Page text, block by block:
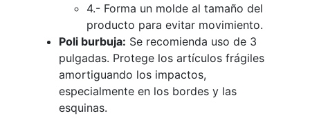
4.- Forma un molde al tamaño del
producto para evitar movimiento.
Poli burbuja: Se recomienda uso de 3
pulgadas. Protege los artículos frágiles
amortiguando los impactos,
especialmente en los bordes y las
esquinas.